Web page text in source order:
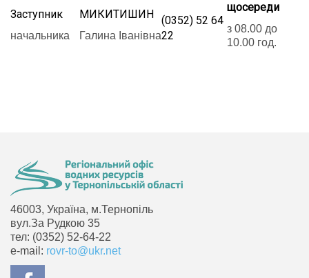
Заступник
начальника
МИКИТИШИН
Галина Іванівна
(0352) 52 64
22
щосереди
з 08.00 до
10.00 год.
46003, Україна, м.Тернопіль
вул.За Рудкою 35
тел: (0352) 52-64-22
e-mail: rovr-to@ukr.net